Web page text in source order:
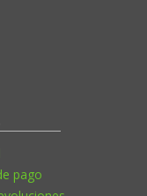
pago